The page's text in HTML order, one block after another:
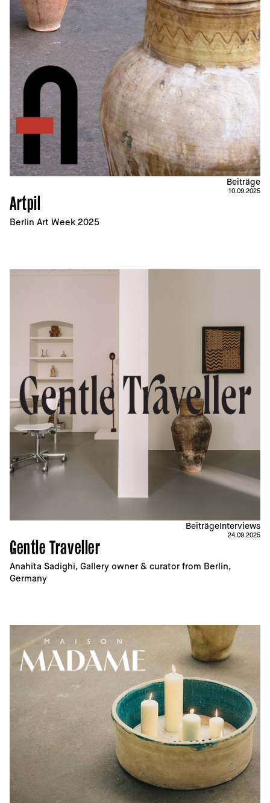
Artpil
Berlin Art Week 2025
Beiträge
10.09.2025
Gentle Traveller
Anahita Sadighi, Gallery owner & curator from Berlin,
Germany
BeiträgeInterviews
24.09.2025